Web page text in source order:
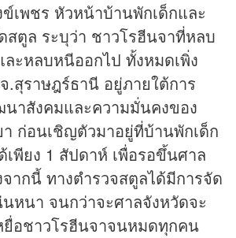
เพชร หัวหน้าบ้านพักเด็กและ
สตูล ระบุว่า ชาวโรฮีนจาที่หลบ
ะหลบหนีออกไป ทั้งหมดเพิ่ง
.สุราษฎร์ธานี อยู่ภายใต้การ
าสังคมและความมั่นคงของ
า ก่อนเชิญตัวมาอยู่ที่บ้านพักเด็ก
เพียง 1 สัปดาห์ เพื่อรอขึ้นศาล
ากนี้ ทางตำรวจสตูลได้มีการจัด
นหนา จนกว่าจะศาลจังหวัดจะ
ยื่อชาวโรฮีนจาจนหมดทุกคน